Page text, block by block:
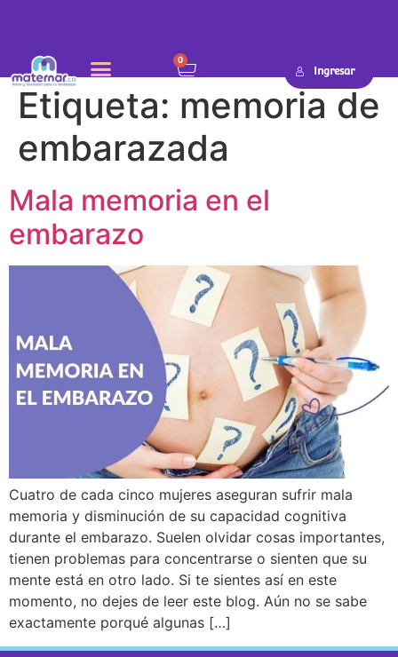
0
Ingresar
Etiqueta: memoria de
embarazada
Mala memoria en el
embarazo
Cuatro de cada cinco mujeres aseguran sufrir mala
memoria y disminución de su capacidad cognitiva
durante el embarazo. Suelen olvidar cosas importantes,
tienen problemas para concentrarse o sienten que su
mente está en otro lado. Si te sientes así en este
momento, no dejes de leer este blog. Aún no se sabe
exactamente porqué algunas […]